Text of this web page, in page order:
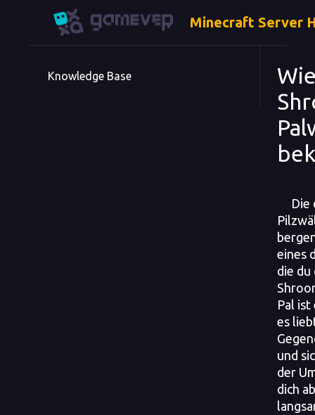
Minecraft Server
Knowledge Base
Die
eines
die
Pal ist
es
und
der
dich